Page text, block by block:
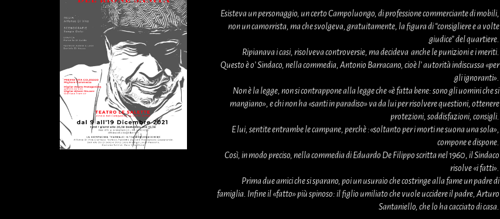
Esisteva un personaggio, un certo Campoluongo, di professione commerciante di mobili,
non un camorrista, ma che svolgeva, gratuitamente, la figura di “consigliere e a volte
giudice” del quartiere.
Ripianava i casi, risolveva controversie, ma decideva anche le punizioni e i meriti.
Questo è o’ Sindaco, nella commedia, Antonio Barracano, cioè l’ autorità indiscussa «per
gli ignoranti».
Non è la legge, non si contrappone alla legge che «è fatta bene: sono gli uomini che si
mangiano», e chi non ha «santi in paradiso» va da lui per risolvere questioni, ottenere
protezioni, soddisfazioni, consigli.
E lui, sentite entrambe le campane, perchè :«soltanto per i morti ne suona una sola»,
compone e dispone.
Così, in modo preciso, nella commedia di Eduardo De Filippo scritta nel 1960, il Sindaco
risolve «i fatti».
Prima due amici che si sparano, poi un usuraio che costringe alla fame un padre di
famiglia. Infine il «fatto» più spinoso: il figlio umiliato che vuole uccidere il padre, Arturo
Santaniello, che lo ha cacciato di casa.